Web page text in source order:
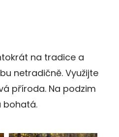
na tradice a
netradičně. Využijte
příroda. Na podzim
bohatá.